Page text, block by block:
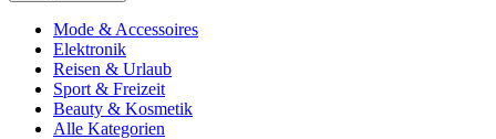
Mode & Accessoires
Elektronik
Reisen & Urlaub
Sport & Freizeit
Beauty & Kosmetik
Alle Kategorien